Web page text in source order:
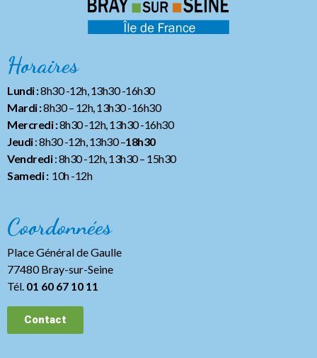
Horaires
Lundi :8h30 -12h, 13h30 -16h30
Mardi :8h30 – 12h, 13h30 -16h30
Mercredi :8h30 -12h, 13h30 -16h30
Jeudi: 8h30 -12h, 13h30 –18h30
Vendredi: 8h30 -12h, 13h30– 15h30
Samedi :10h -12h
Coordonnées
Place Général de Gaulle
77480 Bray-sur-Seine
Tél. 01 60 67 10 11
Contact